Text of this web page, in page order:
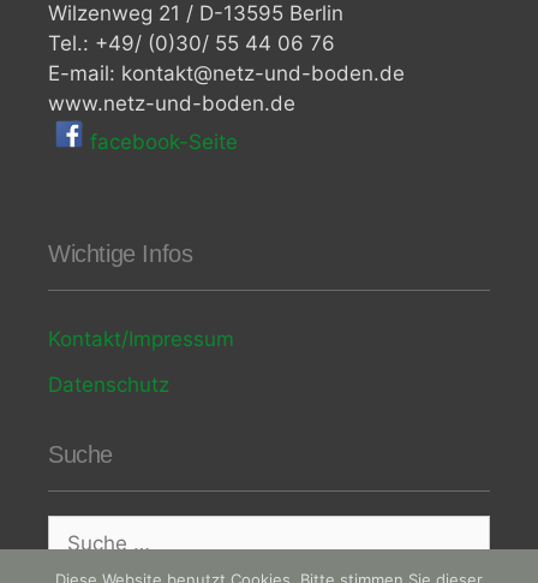
Wilzenweg 21 / D-13595 Berlin
Tel.: +49/ (0)30/ 55 44 06 76
E-mail: kontakt@netz-und-boden.de
www.netz-und-boden.de
facebook-Seite
Wichtige Infos
Kontakt/Impressum
Datenschutz
Suche
Suche